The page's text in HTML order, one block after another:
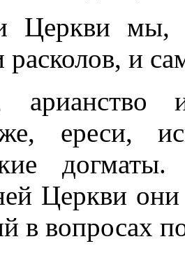
Церкви мы,
расколов, и
ереси,
Церкви они
в вопросах